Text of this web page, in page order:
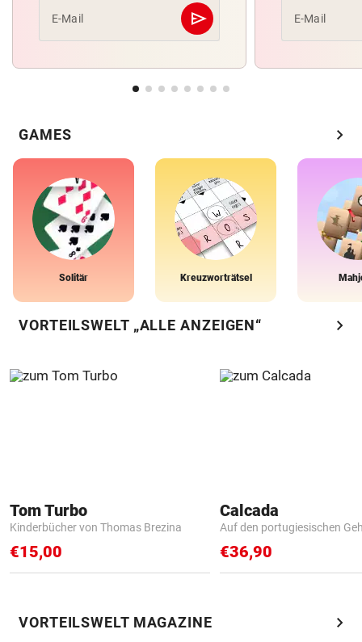
E-Mail send
Abschicken E-Mail
GAMES chevron_right
Solitär Kreuzworträtsel
VORTEILSWELT „ALLE ANZEIGEN“ chevron_right
Tom Turbo
Kinderbücher von Thomas Brezina
€15,00
Calcada
Auf den portugiesischen
€36,90
VORTEILSWELT MAGAZINE chevron_right